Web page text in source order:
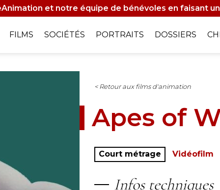
et notre équipe de bénévoles en faisant
FILMS SOCIÉTÉS PORTRAITS DOSSIERS
< Retour aux films d'animation
Apes of
Court métrage Vidéofilm
Infos techniques